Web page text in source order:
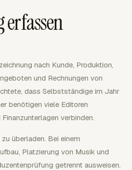
nach Kunde, Produktion,
und Rechnungen von
dass Selbstständige im Jahr
benötigen viele Editoren
verbinden.
überladen. Bei einem
Platzierung von Musik und
getrennt ausweisen.